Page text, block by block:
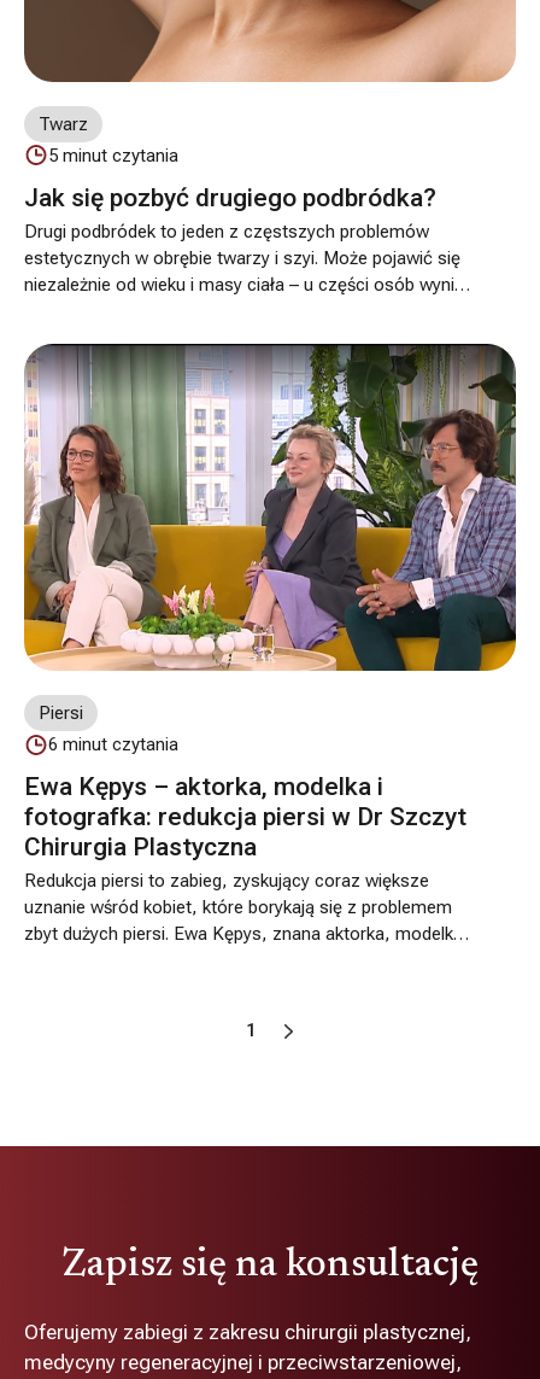
Twarz
5 minut czytania
Jak się pozbyć drugiego podbródka?
Drugi podbródek to jeden z częstszych problemów
estetycznych w obrębie twarzy i szyi. Może pojawić się
niezależnie od wieku i masy ciała – u części osób wynika
Piersi
6 minut czytania
Ewa Kępys – aktorka, modelka i
fotografka: redukcja piersi w Dr Szczyt
Chirurgia Plastyczna
Redukcja piersi to zabieg, zyskujący coraz większe
uznanie wśród kobiet, które borykają się z problemem
zbyt dużych piersi. Ewa Kępys, znana aktorka, modelka i
medycyny estetycznej. W podcaście Szczyt Piękna
1
Zapisz się na konsultację
Oferujemy zabiegi z zakresu chirurgii plastycznej,
medycyny regeneracyjnej i przeciwstarzeniowej,